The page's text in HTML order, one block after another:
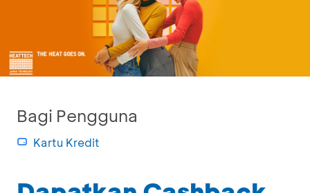
Bagi Pengguna
Kartu Kredit